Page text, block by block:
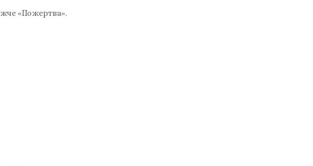
«Пожертва».